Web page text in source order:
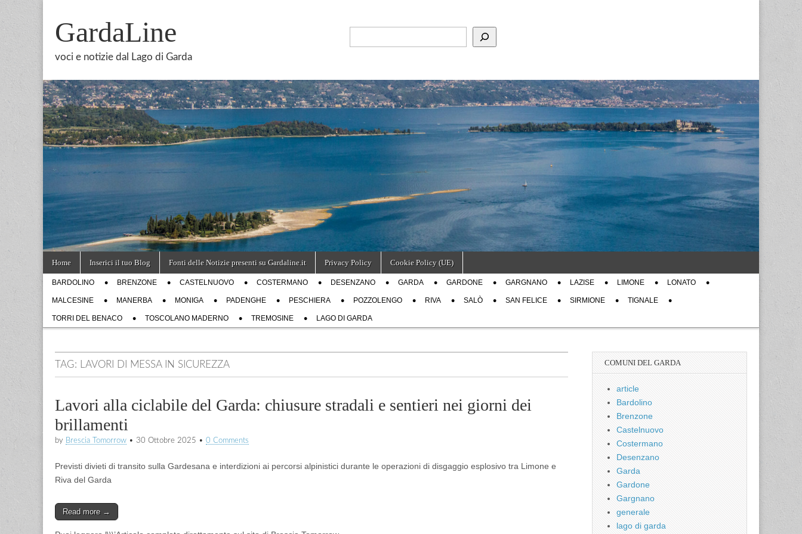
GardaLine
voci e notizie dal Lago di Garda
Main
menu
content
Home Inserici il tuo Blog Fonti delle Notizie presenti su Gardaline.it Privacy Policy Cookie Policy (UE)
SubBARDOLINO BRENZONE CASTELNUOVO COSTERMANO DESENZANO GARDA GARDONE GARGNANO LAZISE LIMONE LONATO
MALCESINE MANERBA MONIGA PADENGHE PESCHIERA POZZOLENGO RIVA SALÒ SAN FELICE SIRMIONE TIGNALE
TORRI DEL BENACO TOSCOLANO MADERNO TREMOSINE LAGO DI GARDA
TAG: LAVORI DI MESSA IN SICUREZZA
Lavori alla ciclabile del Garda: chiusure stradali e sentieri nei giorni dei
brillamenti
by Brescia Tomorrow • 30 Ottobre 2025 • 0 Comments
Previsti divieti di transito sulla Gardesana e interdizioni ai percorsi alpinistici durante le operazioni di disgaggio esplosivo tra Limone e
Riva del Garda
Read more →
COMUNI DEL GARDA
article
Bardolino
Brenzone
Castelnuovo
Costermano
Desenzano
Garda
Gardone
Gargnano
generale
lago di garda